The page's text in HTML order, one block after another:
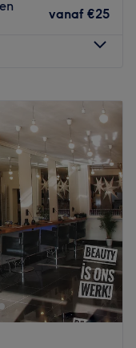
aanpak voel je je
Frans en
Goldwell.
vanaf €25
14:00
08:00
18:00
08:00
18:30
08:00 –18:00
08:00–16:00
Gesloten
persoonlijke zorg
bied ik
van balayage en
hoogwaardige